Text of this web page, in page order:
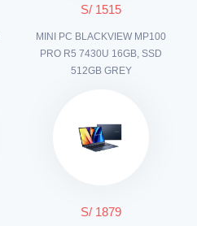
S/ 1515
MINI PC BLACKVIEW MP100
PRO R5 7430U 16GB, SSD
512GB GREY
S/ 1879